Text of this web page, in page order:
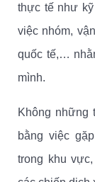
thực tế như
việc nhóm,
quốc tế,…
mình.
Không những
bằng việc
trong khu